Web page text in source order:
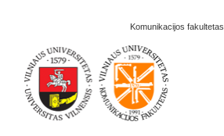
Komunikacijos fakultetas